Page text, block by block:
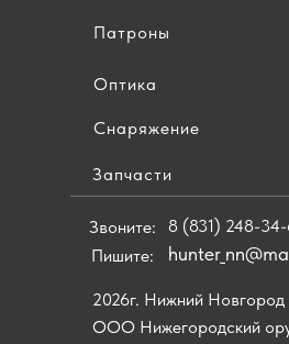
ООО Нижегородский
2026г. Нижний Новгород
Патроны
Оптика
Снаряжение
Запчасти
8 (831) 248-
Пишите:
Звоните: